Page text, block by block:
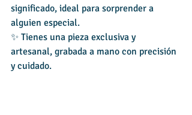
significado, ideal para sorprender a
alguien especial.
✨ Tienes una pieza exclusiva y
artesanal, grabada a mano con precisión
y cuidado.